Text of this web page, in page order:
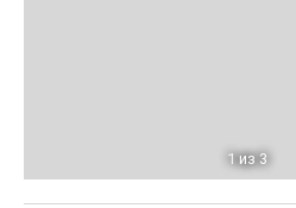
1 из 3